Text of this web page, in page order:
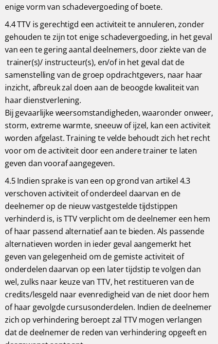
enige vorm van schadevergoeding of boete.
4.4 TTV is gerechtigd een activiteit te annuleren, zonder
gehouden te zijn tot enige schadevergoeding, in het geval
van een te gering aantal deelnemers, door ziekte van de
trainer(s)/ instructeur(s), en/of in het geval dat de
samenstelling van de groep opdrachtgevers, naar haar
inzicht, afbreuk zal doen aan de beoogde kwaliteit van
haar dienstverlening.
Bij gevaarlijke weersomstandigheden, waaronder onweer,
storm, extreme warmte, sneeuw of ijzel, kan een activiteit
worden afgelast. Training te velde behoudt zich het recht
voor om de activiteit door een andere trainer te laten
geven dan vooraf aangegeven.
4.5 Indien sprake is van een op grond van artikel 4.3
verschoven activiteit of onderdeel daarvan en de
deelnemer op de nieuw vastgestelde tijdstippen
verhinderd is, is TTV verplicht om de deelnemer een hem
of haar passend alternatief aan te bieden. Als passende
alternatieven worden in ieder geval aangemerkt het
geven van gelegenheid om de gemiste activiteit of
onderdelen daarvan op een later tijdstip te volgen dan
wel, zulks naar keuze van TTV, het restitueren van de
credits/lesgeld naar evenredigheid van de niet door hem
of haar gevolgde cursusonderdelen. Indien de deelnemer
zich op verhindering beroept zal TTV mogen verlangen
dat de deelnemer de reden van verhindering opgeeft en